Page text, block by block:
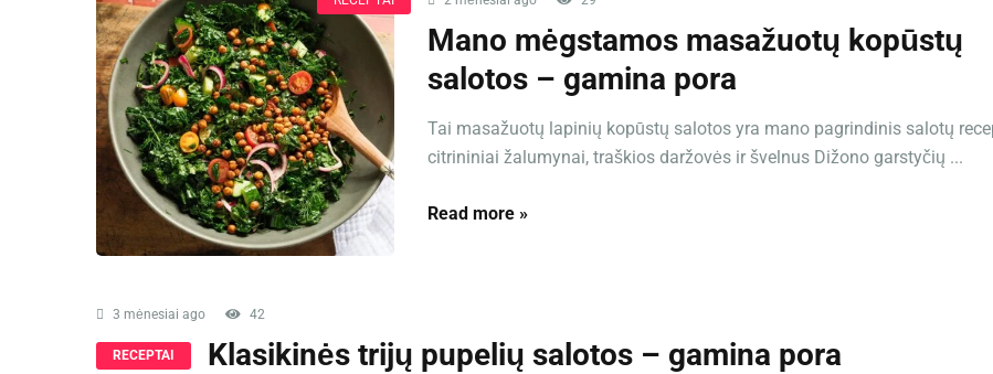
Mano mėgstamos masažuotų kopūstų
salotos – gamina pora
Tai masažuotų lapinių kopūstų salotos yra mano pagrindinis salotų
citrininiai žalumynai, traškios daržovės ir švelnus Dižono garstyčių ...
Read more »
3 mėnesiai ago 42
RECEPTAI Klasikinės trijų pupelių salotos – gamina pora